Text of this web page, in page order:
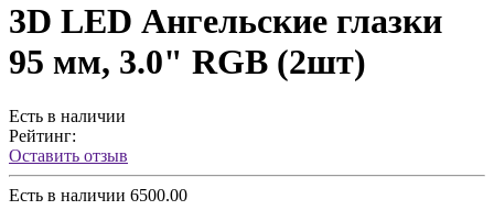
3D LED Ангельские глазки
95 мм, 3.0" RGB (2шт)
Есть в наличии
Рейтинг:
Оставить отзыв
Есть в наличии 6500.00